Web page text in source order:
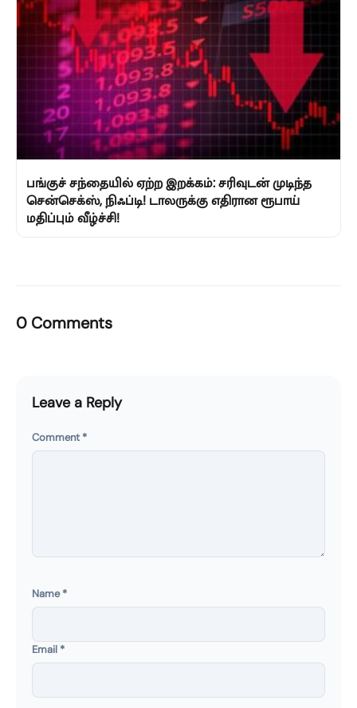
பங்குச் சந்தையில் ஏற்ற இறக்கம்: சரிவுடன் முடிந்த
சென்செக்ஸ், நிஃப்டி! டாலருக்கு எதிரான ரூபாய்
மதிப்பும் வீழ்ச்சி!
0 Comments
Leave a Reply
Comment *
Name*
Email *